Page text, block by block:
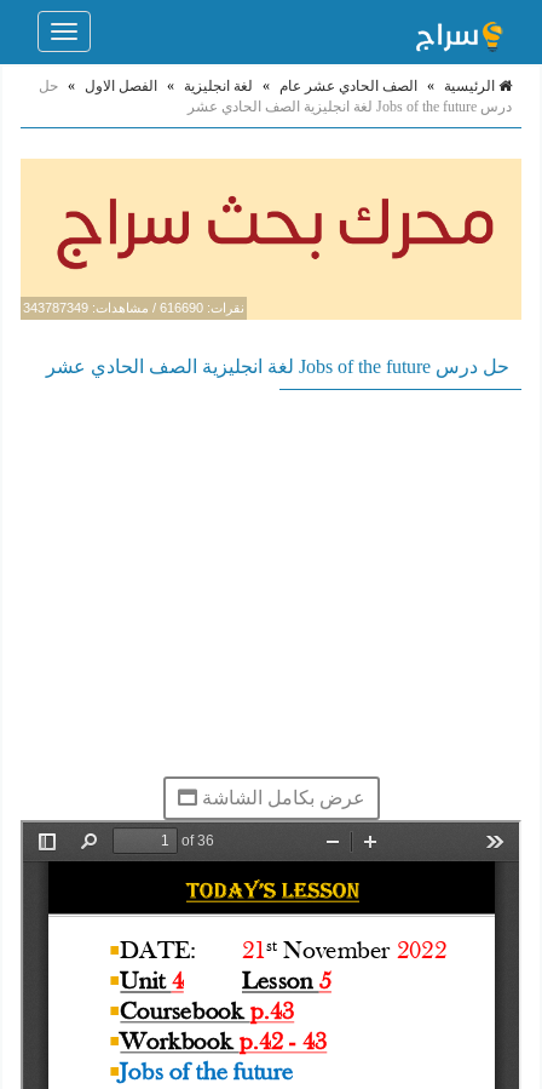
Toggle
الرئيسية » الصف الحادي عشر عام » لغة انجليزية » الفصل الاول » حل
درس Jobs of the future لغة انجليزية الصف الحادي عشر
نقرات: 616690 / مشاهدات: 343787349
حل درس Jobs of the future لغة انجليزية الصف الحادي عشر
عرض بكامل الشاشة